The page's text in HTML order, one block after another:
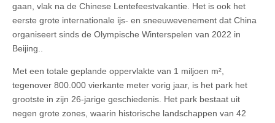
gaan, vlak na de Chinese Lentefeestvakantie. Het is ook het
eerste grote internationale ijs- en sneeuwevenement dat China
organiseert sinds de Olympische Winterspelen van 2022 in
Beijing..
Met een totale geplande oppervlakte van 1 miljoen m²,
tegenover 800.000 vierkante meter vorig jaar, is het park het
grootste in zijn 26-jarige geschiedenis. Het park bestaat uit
negen grote zones, waarin historische landschappen van 42